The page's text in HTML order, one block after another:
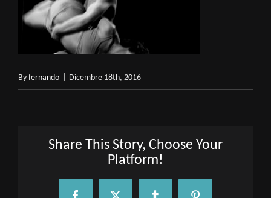
By fernando Dicembre 18th, 2016
Share This Story, Choose Your
Platform!